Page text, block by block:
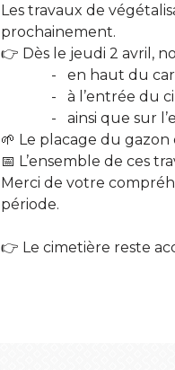
Les travaux de
prochainement.
👉 Dès le jeudi 2 avril,
- en haut du
- à l’entrée du
- ainsi que sur
🌱 Le placage du
📅 L’ensemble de ces
Merci de votre
période.
👉 Le cimetière reste